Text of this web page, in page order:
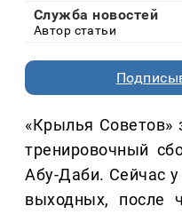
Служба новостей
Автор статьи
«Крылья Советов»
тренировочный
Абу-Даби. Сейчас
выходных, после